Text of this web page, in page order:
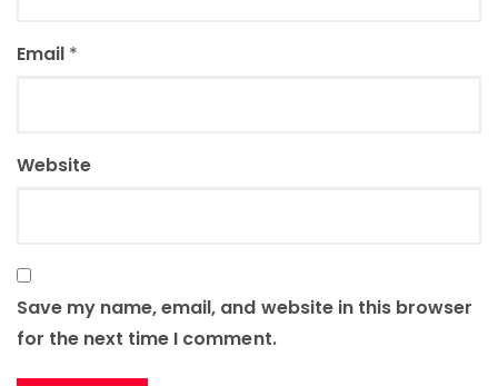
Email *
Website
Save my name, email, and website in this browser
for the next time I comment.